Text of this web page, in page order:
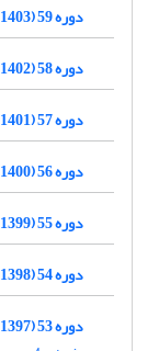
دوره 59 (1403)
دوره 58 (1402)
دوره 57 (1401)
دوره 56 (1400)
دوره 55 (1399)
دوره 54 (1398)
دوره 53 (1397)